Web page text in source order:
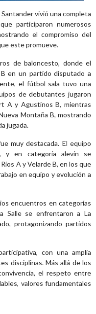
vivió una completa
participaron numerosos
el compromiso del
este promueve.
de baloncesto, donde el
en un partido disputado a
el fútbol sala tuvo una
de debutantes jugaron
A y Agustinos B, mientras
Montaña B, mostrando
jugada.
muy destacada. El equipo
y en categoría alevín se
A y Velarde B, en los que
en equipo y evolución a
encuentros en categorías
Salle se enfrentaron a La
protagonizando partidos
con una amplia
disciplinas. Más allá de los
el respeto entre
valores fundamentales